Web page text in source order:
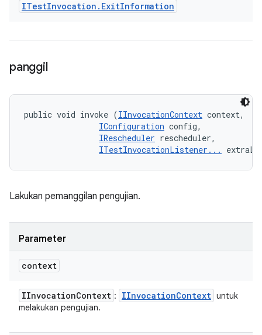
ITestInvocation . ExitInformation
panggil
public void invoke (IInvocationContext context,
IConfiguration config,
IRescheduler rescheduler,
ITestInvocationListener...
Lakukan pemanggilan pengujian.
Parameter
context
IInvocationContext : IInvocationContext untuk
melakukan pengujian.